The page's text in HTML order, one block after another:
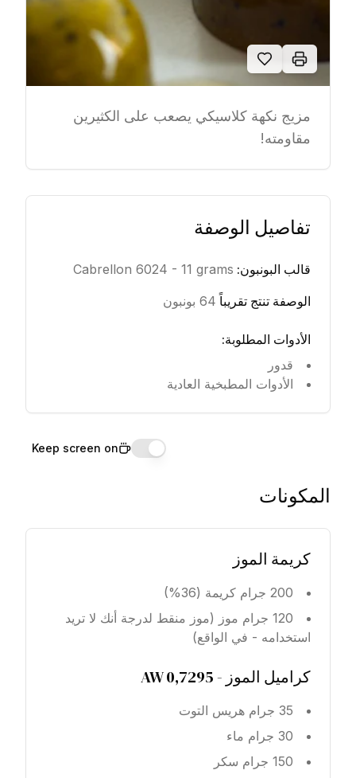
مزيج نكهة كلاسيكي يصعب على الكثيرين
مقاومته!
تفاصيل الوصفة
قالب البونبون:
Cabrellon 6024 - 11 grams
الوصفة تنتج تقريباً 64 بونبون
الأدوات المطلوبة:
قدور
الأدوات المطبخية العادية
Keep screen on
المكونات
كريمة الموز
200 جرام كريمة (36%)
120 جرام موز (موز منقط لدرجة أنك لا تريد
استخدامه - في الواقع)
كراميل الموز - AW 0,7295
35 جرام هريس التوت
30 جرام ماء
150 جرام سكر